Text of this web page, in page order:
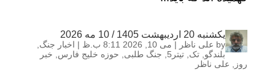
یکشنبه 20 اردیبهشت 1405 / 10 مه 2026
by علی ناظر | می 10, 2026 8:11 ب.ظ | اخبار جنگ
بلندگو تک تیتر5 جنگ طلبی حوزه خلیج فارس
خبر
روز
علی ناظر